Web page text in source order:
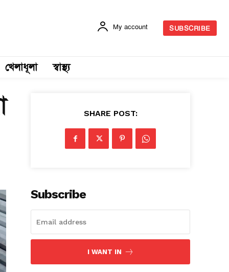
My account SUBSCRIBE
খেলাধূলা স্বাস্থ্য
SHARE POST:
Subscribe
I WANT IN